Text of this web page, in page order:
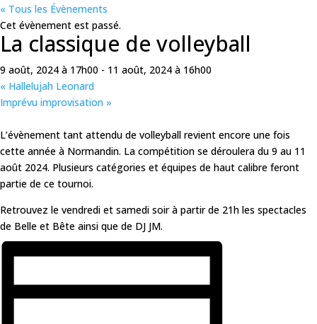
« Tous les Évènements
Cet évènement est passé.
La classique de volleyball
9 août, 2024 à 17h00 - 11 août, 2024 à 16h00
« Hallelujah Leonard
Imprévu improvisation »
L’évènement tant attendu de volleyball revient encore une fois
cette année à Normandin. La compétition se déroulera du 9 au 11
août 2024. Plusieurs catégories et équipes de haut calibre feront
partie de ce tournoi.
Retrouvez le vendredi et samedi soir à partir de 21h les spectacles
de Belle et Bête ainsi que de DJ JM.